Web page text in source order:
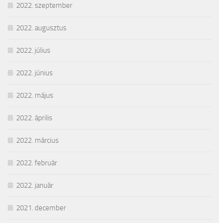
2022. szeptember
2022. augusztus
2022. július
2022. június
2022. május
2022. április
2022. március
2022. február
2022. január
2021. december